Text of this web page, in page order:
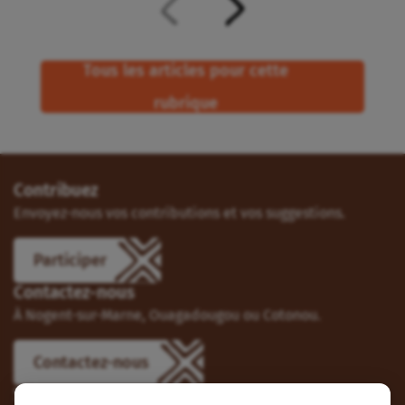
Tous les articles pour cette
rubrique
Contribuez
Envoyez-nous vos contributions et vos suggestions.
Participer
Contactez-nous
À Nogent-sur-Marne, Ouagadougou ou Cotonou.
Contactez-nous
Suivez-nous